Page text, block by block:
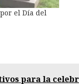
el Día del
para la